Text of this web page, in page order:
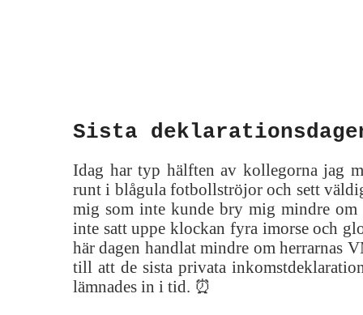
Sista
Idag har typ hälften av kollegorna jag
runt i blågula fotbollströjor och sett
mig som inte kunde bry mig mindre om
inte satt uppe klockan fyra imorse och
här dagen handlat mindre om herrarnas
till att de sista privata
lämnades in i tid. ⏰️